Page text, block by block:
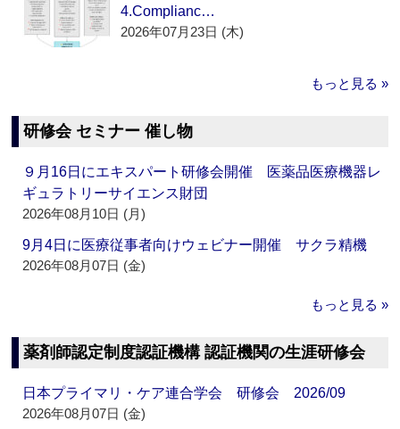
4.Complianc…
2026年07月23日 (木)
もっと見る »
研修会 セミナー 催し物
９月16日にエキスパート研修会開催 医薬品医療機器レ
ギュラトリーサイエンス財団
2026年08月10日 (月)
9月4日に医療従事者向けウェビナー開催 サクラ精機
2026年08月07日 (金)
もっと見る »
薬剤師認定制度認証機構 認証機関の生涯研修会
日本プライマリ・ケア連合学会 研修会 2026/09
2026年08月07日 (金)